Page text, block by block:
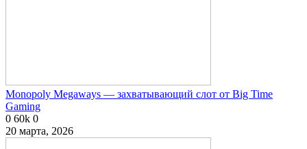
Monopoly Megaways — захватывающий слот от Big Time
Gaming
0 60k 0
20 марта, 2026